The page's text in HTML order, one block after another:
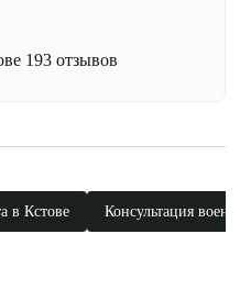
193 отзывов
в Кстове Консультация